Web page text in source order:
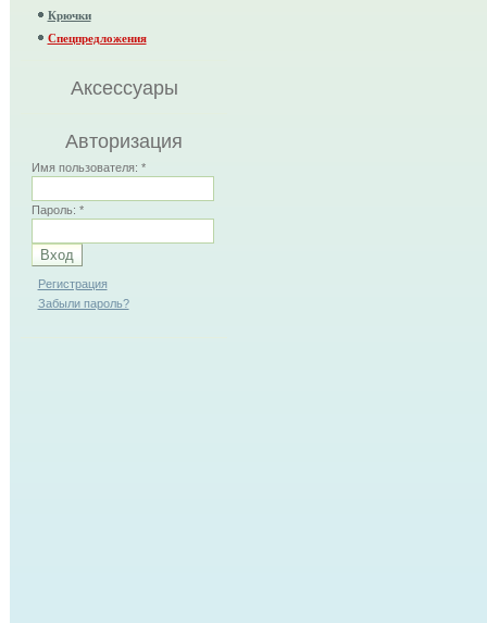
Крючки
Спецпредложения
Аксессуары
Авторизация
Имя пользователя: *
Пароль: *
Регистрация
Забыли пароль?